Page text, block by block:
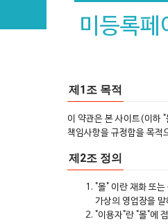
미등록페
제1조 목적
이 약관은 본 사이트(이하
책임사항을 규정함을 목적
제2조 정의
"몰" 이란 재화 또
가상의 영업장을
"이용자"란 "몰"에